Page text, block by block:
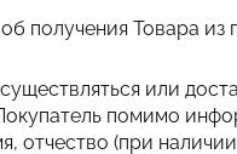
получения Товара
или
помимо
отчество (при